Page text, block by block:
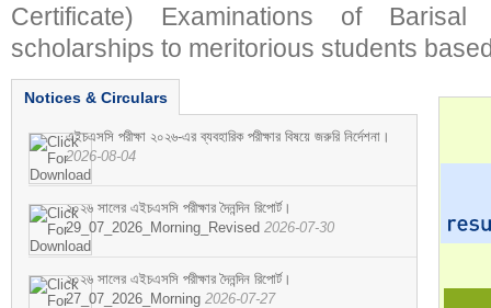
Certificate) Examinations of
scholarships to meritorious students
Notices & Circulars
এইচএসসি পরীক্ষা ২০২৬-এর ব্যবহারিক পরীক্ষার বিষয়ে জরুরি নির্দেশনা।
2026-08-04
২০২৬ সালের এইচএসসি পরীক্ষার দৈনন্দিন রিপোর্ট।
29_07_2026_Morning_Revised 2026-07-30
২০২৬ সালের এইচএসসি পরীক্ষার দৈনন্দিন রিপোর্ট।
27_07_2026_Morning 2026-07-27